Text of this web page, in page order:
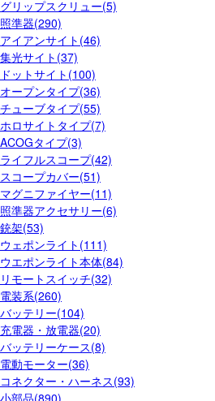
グリップスクリュー(5)
照準器(290)
アイアンサイト(46)
集光サイト(37)
ドットサイト(100)
オープンタイプ(36)
チューブタイプ(55)
ホロサイトタイプ(7)
ACOGタイプ(3)
ライフルスコープ(42)
スコープカバー(51)
マグニファイヤー(11)
照準器アクセサリー(6)
銃架(53)
ウェポンライト(111)
ウエポンライト本体(84)
リモートスイッチ(32)
電装系(260)
バッテリー(104)
充電器・放電器(20)
バッテリーケース(8)
電動モーター(36)
コネクター・ハーネス(93)
小部品(890)